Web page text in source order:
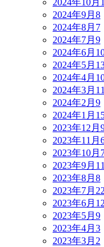
2024年10月
2024年9月 8
2024年8月 7
2024年7月 9
2024年6月
2024年5月
2024年4月
2024年3月 11
2024年2月 9
2024年1月
2023年12月
2023年11月
2023年10月
2023年9月 11
2023年8月 8
2023年7月 22
2023年6月 12
2023年5月 9
2023年4月 3
2023年3月 2